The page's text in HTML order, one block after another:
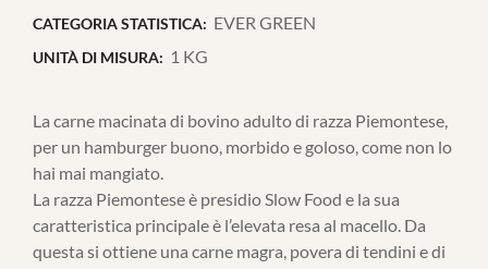
CATEGORIA STATISTICA: EVER GREEN
UNITÀ DI MISURA: 1 KG
La carne macinata di bovino adulto di razza Piemontese,
per un hamburger buono, morbido e goloso, come non lo
hai mai mangiato.
La razza Piemontese è presidio Slow Food e la sua
caratteristica principale è l’elevata resa al macello. Da
questa si ottiene una carne magra, povera di tendini e di